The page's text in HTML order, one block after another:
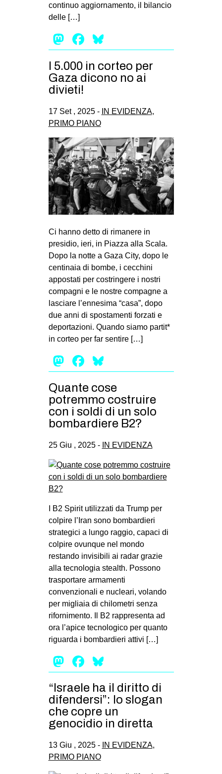
EVENTI
tw
SEARCH
continuo aggiornamento, il bilancio
delle […]
Mastodon
Facebook
I 5.000 in corteo per
Gaza dicono no ai
divieti!
17 Set , 2025 - IN EVIDENZA,
PRIMO PIANO
Ci hanno detto di rimanere in
presidio, ieri, in Piazza alla Scala.
Dopo la notte a Gaza City, dopo le
centinaia di bombe, i cecchini
appostati per costringere i nostri
compagni e le nostre compagne a
lasciare l’ennesima “casa”, dopo
due anni di spostamenti forzati e
deportazioni. Quando siamo partit*
in corteo per far sentire […]
Mastodon
Facebook
Quante cose
potremmo costruire
con i soldi di un solo
bombardiere B2?
25 Giu , 2025 - IN EVIDENZA
I B2 Spirit utilizzati da Trump per
colpire l’Iran sono bombardieri
strategici a lungo raggio, capaci di
colpire ovunque nel mondo
restando invisibili ai radar grazie
alla tecnologia stealth. Possono
trasportare armamenti
convenzionali e nucleari, volando
per migliaia di chilometri senza
rifornimento. Il B2 rappresenta ad
ora l’apice tecnologico per quanto
riguarda i bombardieri attivi […]
Mastodon
Facebook
“Israele ha il diritto di
difendersi”: lo slogan
che copre un
genocidio in diretta
13 Giu , 2025 - IN EVIDENZA,
PRIMO PIANO